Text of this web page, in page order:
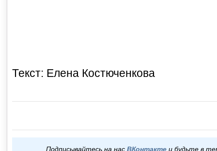
Текст: Елена Костюченкова
Подписывайтесь на нас ВКонтакте и будьте в